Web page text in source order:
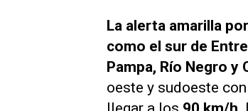
La alerta amarilla
como el sur de
Pampa, Río Negro y
oeste y sudoeste